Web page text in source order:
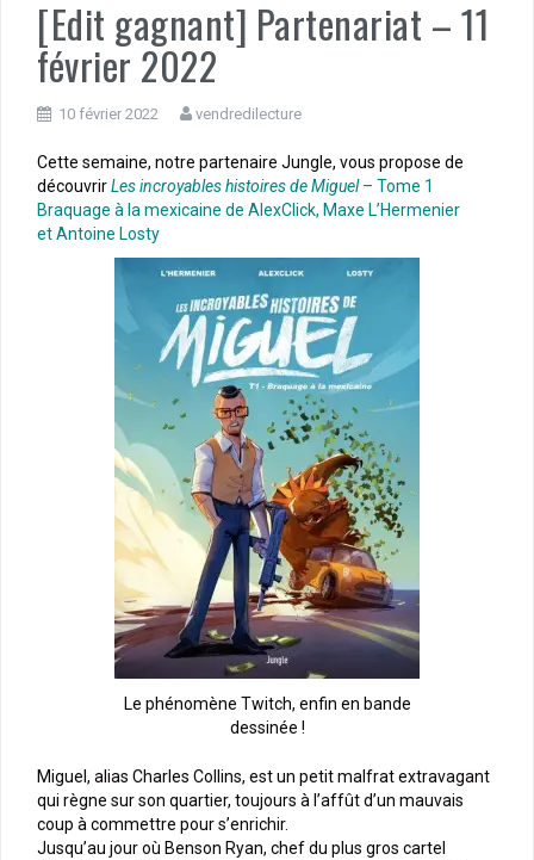
[Edit gagnant] Partenariat – 11
février 2022
10 février 2022 vendredilecture
Cette semaine, notre partenaire Jungle, vous propose de
découvrirLes incroyables histoires de Miguel– Tome 1
Braquage à la mexicaine de AlexClick, Maxe L’Hermenier
et Antoine Losty
Le phénomène Twitch, enfin en bande
dessinée !
Miguel, alias Charles Collins, est un petit malfrat extravagant
qui règne sur son quartier, toujours à l’affût d’un mauvais
coup à commettre pour s’enrichir.
Jusqu’au jour où Benson Ryan, chef du plus gros cartel